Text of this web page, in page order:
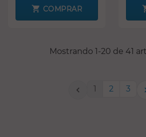
COMPRAR
Mostrando 1-20 de 41
 1 2 3